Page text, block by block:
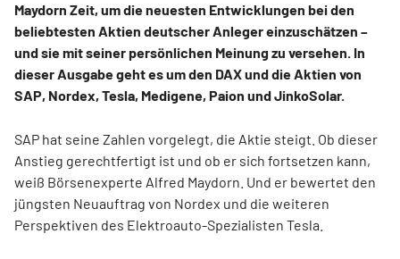
Maydorn Zeit, um die neuesten Entwicklungen bei den
beliebtesten Aktien deutscher Anleger einzuschätzen –
und sie mit seiner persönlichen Meinung zu versehen. In
dieser Ausgabe geht es um den DAX und die Aktien von
SAP, Nordex, Tesla, Medigene, Paion und JinkoSolar.
SAP hat seine Zahlen vorgelegt, die Aktie steigt. Ob dieser
Anstieg gerechtfertigt ist und ob er sich fortsetzen kann,
weiß Börsenexperte Alfred Maydorn. Und er bewertet den
jüngsten Neuauftrag von Nordex und die weiteren
Perspektiven des Elektroauto-Spezialisten Tesla.